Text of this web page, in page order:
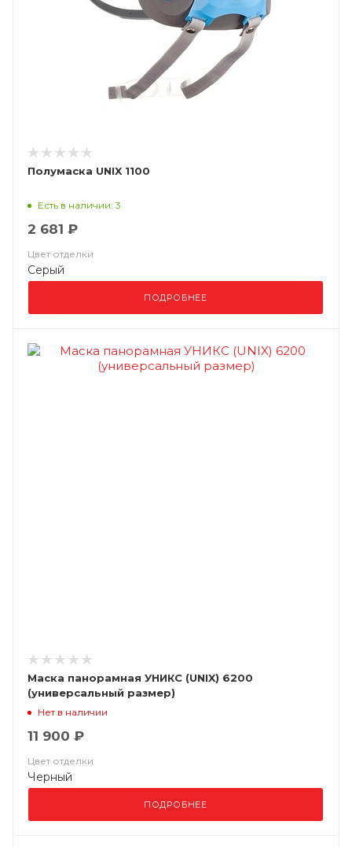
Полумаска UNIX 1100
Есть в наличии: 3
2 681 ₽
Цвет отделки
Серый
ПОДРОБНЕЕ
Маска панорамная УНИКС (UNIX) 6200
(универсальный размер)
Нет в наличии
11 900 ₽
Цвет отделки
Черный
ПОДРОБНЕЕ